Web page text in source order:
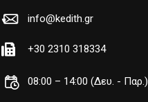
info@kedith.gr
+30 2310 318334
08:00 – 14:00 (Δευ. - Παρ.)